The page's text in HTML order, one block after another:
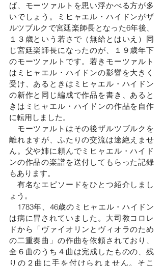
ば、モーツァルトを思い浮かべる方が多
いでしょう。ミヒャエル・ハイドンがザ
ルツブルクで宮廷楽師長となった6年後、
１３歳という若さで（無給とはいえ）同
じ宮廷楽師長になったのが、１９歳年下
のモーツァルトです。若きモーツァルト
はミヒャエル・ハイドンの影響を大きく
受け、あるときはミヒャエル・ハイドン
の新作と同じ編成で作品を書き、あると
きはミヒャエル・ハイドンの作品を自作
に転用しました。
モーツァルトはその後ザルツブルクを
離れますが、ふたりの交流は途絶えませ
ん。父や姉に頼んでミヒャエル・ハイド
ンの作品の楽譜を送付してもらった記録
もあります。
有名なエピソードをひとつ紹介しまし
ょう。
1783年、46歳のミヒャエル・ハイドン
は病に冒されていました。大司教コロレ
ドから「ヴァイオリンとヴィオラのため
の二重奏曲」の作曲を依頼されており、
全６曲のうち４曲は完成したものの、残
りの２曲に手を付けられません。そこ